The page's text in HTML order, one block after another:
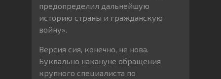
предопределил дальнейшую
историю страны и гражданскую
войну».
Версия сия, конечно, не нова.
Буквально накануне обращения
крупного специалиста по